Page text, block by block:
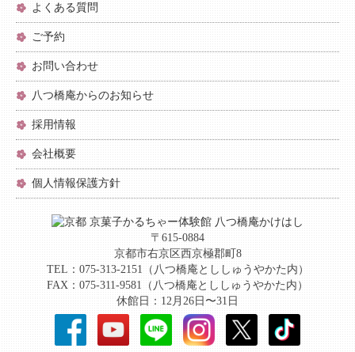
よくある質問
ご予約
お問い合わせ
八つ橋庵からのお知らせ
採用情報
会社概要
個人情報保護方針
〒615-0884
京都市右京区西京極郡町8
TEL：075-313-2151（八つ橋庵とししゅうやかた内）
FAX：075-311-9581（八つ橋庵とししゅうやかた内）
休館日：12月26日〜31日